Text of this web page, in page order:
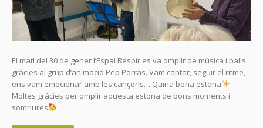
El matí del 30 de gener l’Espai Respir es va omplir de música i balls
gràcies al grup d’animació Pep Porras. Vam cantar, seguir el ritme,
ens vam emocionar amb les cançons… Quina bona estona
Moltes gràcies per omplir aquesta estona de bons moments i
somriures